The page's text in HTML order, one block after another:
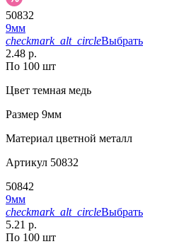
50832
9мм
checkmark_alt_circleВыбрать
2.48 р.
По 100 шт
Цвет темная медь
Размер 9мм
Материал цветной металл
Артикул 50832
50842
9мм
checkmark_alt_circleВыбрать
5.21 р.
По 100 шт